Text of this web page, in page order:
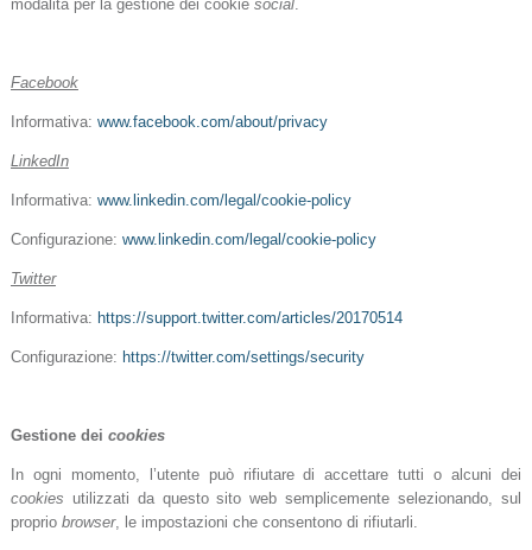
modalità per la gestione dei cookie social.
Facebook
Informativa: www.facebook.com/about/privacy
LinkedIn
Informativa: www.linkedin.com/legal/cookie-policy
Configurazione: www.linkedin.com/legal/cookie-policy
Twitter
Informativa: https://support.twitter.com/articles/20170514
Configurazione: https://twitter.com/settings/security
Gestione dei cookies
In ogni momento, l’utente può rifiutare di accettare tutti o alcuni dei
cookies utilizzati da questo sito web semplicemente selezionando, sul
proprio browser, le impostazioni che consentono di rifiutarli.